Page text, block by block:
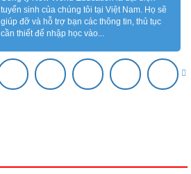
tuyển sinh của chúng tôi tại Việt Nam. Họ sẽ
giúp đỡ và hỗ trợ bạn các thông tin, thủ tục
cần thiết để nhập học vào...